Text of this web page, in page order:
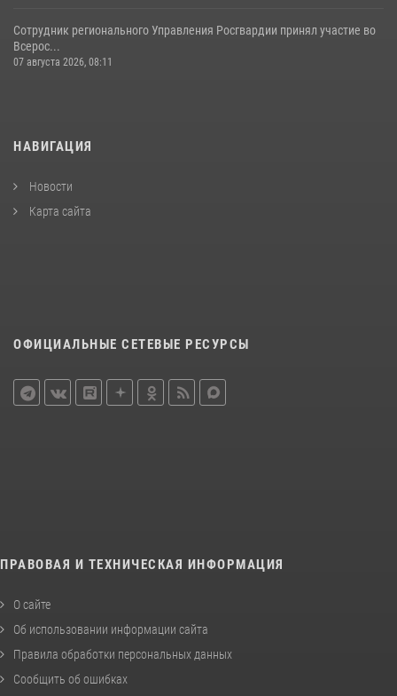
Сотрудник регионального Управления Росгвардии принял участие во
Всерос...
07 августа 2026, 08:11
НАВИГАЦИЯ
Новости
Карта сайта
ОФИЦИАЛЬНЫЕ СЕТЕВЫЕ РЕСУРСЫ
ПРАВОВАЯ И ТЕХНИЧЕСКАЯ ИНФОРМАЦИЯ
О сайте
Об использовании информации сайта
Правила обработки персональных данных
Сообщить об ошибках